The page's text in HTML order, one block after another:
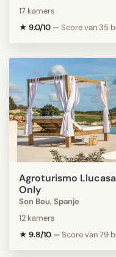
17 kamers
★ 9.0/10 —Score van 35
Agroturismo
Only
Son Bou, Spanje
12 kamers
★ 9.8/10 —Score van 79